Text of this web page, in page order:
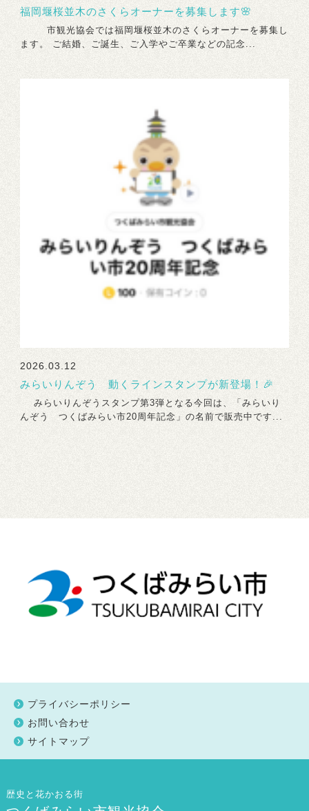
福岡堰桜並木のさくらオーナーを募集します🌸
市観光協会では福岡堰桜並木のさくらオーナーを募集し
ます。 ご結婚、ご誕生、ご入学やご卒業などの記念...
2026.03.12
みらいりんぞう 動くラインスタンプが新登場！🎉
みらいりんぞうスタンプ第3弾となる今回は、「みらいり
んぞう つくばみらい市20周年記念」の名前で販売中です...
プライバシーポリシー
お問い合わせ
サイトマップ
歴史と花かおる街